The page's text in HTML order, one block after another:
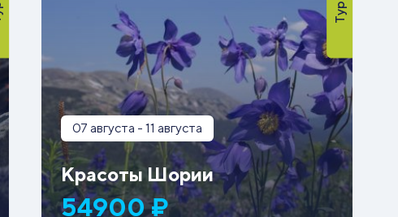
Тур
07 августа - 11 августа
Красоты Шории
54900 ₽